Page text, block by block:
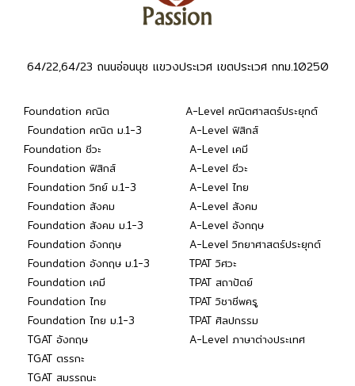
64/22,64/23 ถนนอ่อนนุช แขวงประเวศ เขตประเวศ กทม.10250
Foundation คณิต
Foundation คณิต ม.1-3
Foundation ชีวะ
Foundation ฟิสิกส์
Foundation วิทย์ ม.1-3
Foundation สังคม
Foundation สังคม ม.1-3
Foundation อังกฤษ
Foundation อังกฤษ ม.1-3
Foundation เคมี
Foundation ไทย
Foundation ไทย ม.1-3
TGAT อังกฤษ
TGAT ตรรกะ
TGAT สมรรถนะ
A-Level คณิตศาสตร์ประยุกต์
A-Level ฟิสิกส์
A-Level เคมี
A-Level ชีวะ
A-Level ไทย
A-Level สังคม
A-Level อังกฤษ
A-Level วิทยาศาสตร์ประยุกต์
TPAT วิศวะ
TPAT สถาปัตย์
TPAT วิชาชีพครู
TPAT ศิลปกรรม
A-Level ภาษาต่างประเทศ